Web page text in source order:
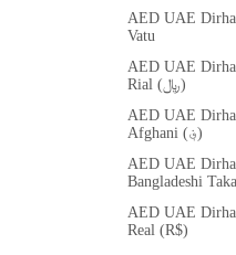
AED UAE
Vatu
AED UAE
Rial (﷼)
AED UAE
Afghani (؋)
AED UAE
Bangladeshi Taka
AED UAE
Real (R$)